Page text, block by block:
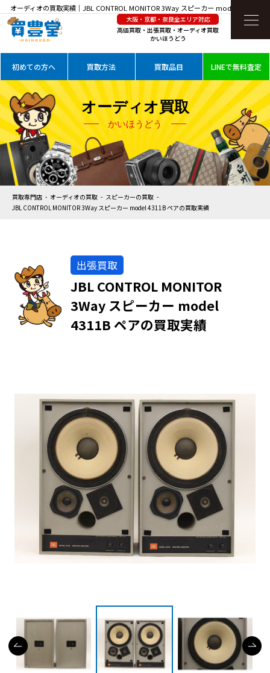
オーディオの買取実績｜JBL CONTROL MONITOR 3Way スピーカー model 4311B ペ
アを高価買取
大阪・京都・奈良全エリア対応
高価買取・出張買取・オーディオ買取
かいほうどう
初めての方へ 買取方法 買取品目 LINEで無料査定
オーディオ買取
かいほうどう
買取専門店 オーディオの買取
スピーカーの買取
JBL CONTROL MONITOR 3Way スピーカー model 4311B ペアの買取実績
出張買取
JBL CONTROL MONITOR
3Way スピーカー model
4311B ペアの買取実績